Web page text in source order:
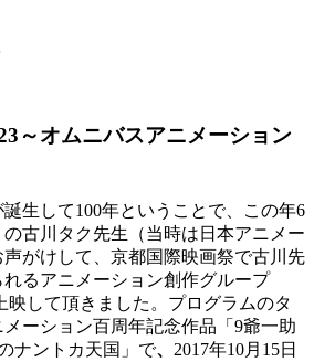
～オムニバスアニメーション
生して100年ということで、この年6
古川タク先生（当時は日本アニメー
がけして、京都国際映画祭で古川先
るアニメーション創作グループ
映して頂きました。プログラムのタ
メーション百周年記念作品「9爺一助
ナントカ天国」で、 2017年10月15日